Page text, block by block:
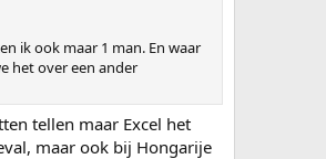
ik ook maar 1 man. En waar
het over een ander
tellen maar Excel het
maar ook bij Hongarije